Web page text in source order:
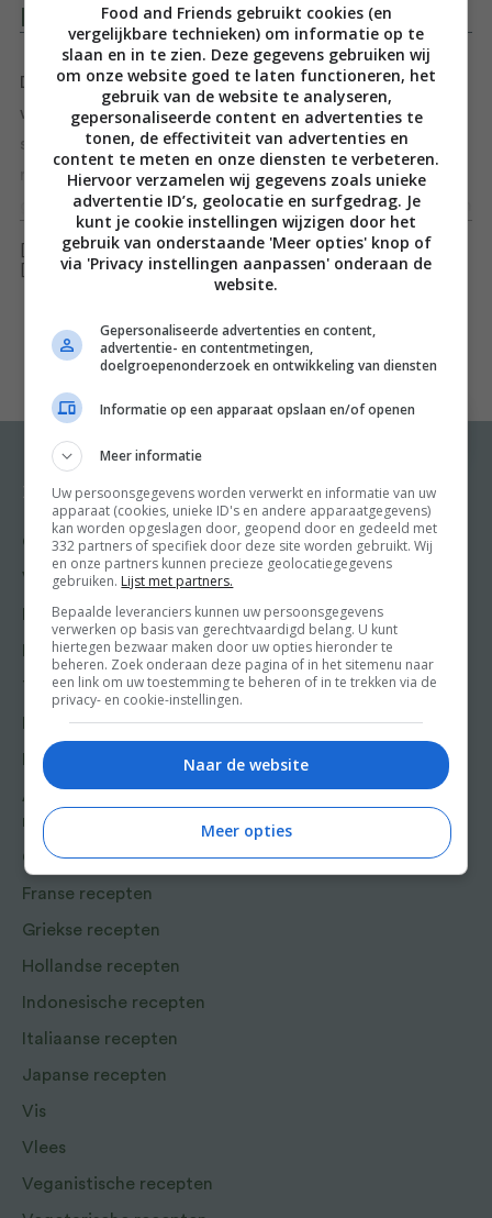
Productomschrijving
Dit boek gaat over het eten dat elke dag gegeten
wordt door miljoenen bouwvakkers, politici,
scholieren, ouderen, zakenlui en huismoeders: katei-
ryori, de Japanse thuiskeuken. Gerechten die je
gemakkelijk zelf maakt met ingrediënten die je gewoon
hier kunt kopen.
n
culinaire ontdekkingstocht langs de hoekstenen van de
Japanse eetcultuur met vette verhalen, spetterende
fotografie en zinderende film.
n
nHokkai is sinds 1993 een begrip in de haven van
IJmuiden. Japanners in heel Europa voelen zich weer
even thuis dankzij de bijzondere visproducten die het
bedrijf bij hen bezorgt. In het restaurant Hokkai Kitchen
maken ook Nederlanders kennis met de echte Japanse
eetcultuur.
Toon meer
[ywfbt_form product_id="35757"]
[recently_viewed_products]
Recepten
Gangen
Voorgerecht
Hoofdgerecht
Nagerecht
Tussengerecht
Lunch recepten
Bakrecepten
Aziatische en Oosterse
recepten
Chinese recepten
Franse recepten
Griekse recepten
Hollandse recepten
Indonesische recepten
Italiaanse recepten
Japanse recepten
Vis
Vlees
Veganistische recepten
Meer van Food and
Friends
Shop
Friends
Kooktips
Food and Friends gebruikt cookies (en
vergelijkbare technieken) om informatie op te
slaan en in te zien. Deze gegevens gebruiken wij
om onze website goed te laten functioneren, het
gebruik van de website te analyseren,
gepersonaliseerde content en advertenties te
tonen, de effectiviteit van advertenties en
content te meten en onze diensten te verbeteren.
Hiervoor verzamelen wij gegevens zoals unieke
advertentie ID’s, geolocatie en surfgedrag. Je
kunt je cookie instellingen wijzigen door het
gebruik van onderstaande 'Meer opties' knop of
via 'Privacy instellingen aanpassen' onderaan de
website.
Gepersonaliseerde advertenties en content,
advertentie- en contentmetingen,
doelgroepenonderzoek en ontwikkeling van diensten
Informatie op een apparaat opslaan en/of openen
Meer informatie
Uw persoonsgegevens worden verwerkt en informatie van uw
apparaat (cookies, unieke ID's en andere apparaatgegevens)
kan worden opgeslagen door, geopend door en gedeeld met
332 partners of specifiek door deze site worden gebruikt. Wij
en onze partners kunnen precieze geolocatiegegevens
gebruiken. Lijst met partners.
Bepaalde leveranciers kunnen uw persoonsgegevens
verwerken op basis van gerechtvaardigd belang. U kunt
hiertegen bezwaar maken door uw opties hieronder te
beheren. Zoek onderaan deze pagina of in het sitemenu naar
een link om uw toestemming te beheren of in te trekken via de
privacy- en cookie-instellingen.
Naar de website
Meer opties